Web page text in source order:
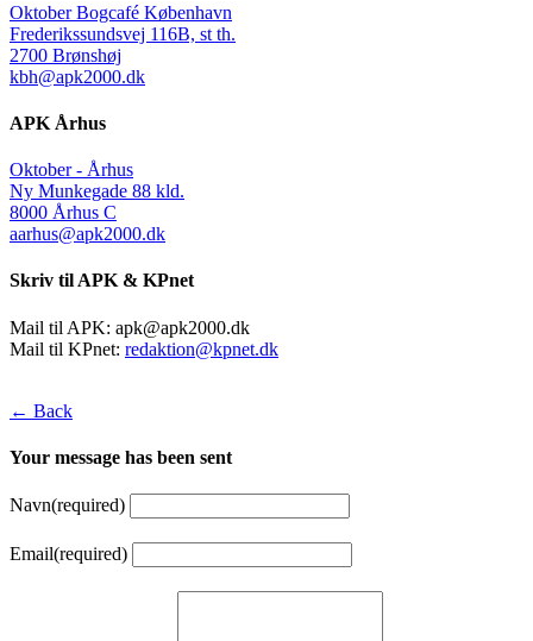
Oktober Bogcafé København
Frederikssundsvej 116B, st th.
2700 Brønshøj
kbh@apk2000.dk
APK Århus
Oktober - Århus
Ny Munkegade 88 kld.
8000 Århus C
aarhus@apk2000.dk
Skriv til APK & KPnet
Mail til APK: apk@apk2000.dk
Mail til KPnet: redaktion@kpnet.dk
← Back
Your message has been sent
Navn(required)
Email(required)